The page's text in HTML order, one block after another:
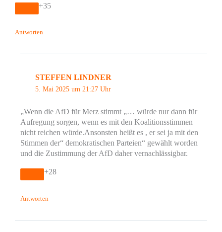
+35
Antworten
STEFFEN LINDNER
5. Mai 2025 um 21:27 Uhr
„Wenn die AfD für Merz stimmt „… würde nur dann für
Aufregung sorgen, wenn es mit den Koalitionsstimmen
nicht reichen würde.Ansonsten heißt es , er sei ja mit den
Stimmen der“ demokratischen Parteien“ gewählt worden
und die Zustimmung der AfD daher vernachlässigbar.
+28
Antworten